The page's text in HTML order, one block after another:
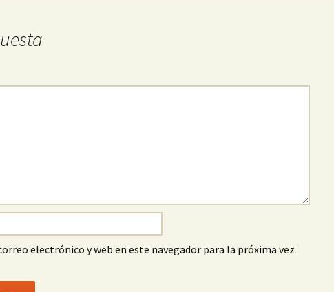
electrónico y web en este navegador para la próxima vez